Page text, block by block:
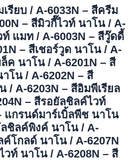
รียบ / A-6033N – สีครีม
– สีมิวกี๊ไวท์ นาโน / A-
แมท / A-6003N – สีวู๊ดดี้
– สีเชอร์วูด นาโน / A-
ค นาโน / A-6201N – สี
โน / A-6202N – สี
/ A-6203N – สีอิมพีเรียล
– สีรอยัลชิลค์ไวท์
แกรนด์มาร์เบิ้ลพีช นาโน
ชิลค์พิงค์ นาโน / A-
โกลด์ นาโน / A-6207N
วท์ นาโน / A-6208N – สี